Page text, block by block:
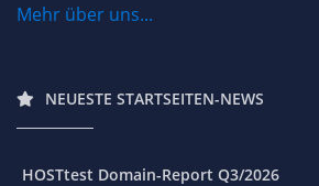
Mehr über uns...
NEUESTE STARTSEITEN-NEWS
HOSTtest Domain-Report Q3/2026